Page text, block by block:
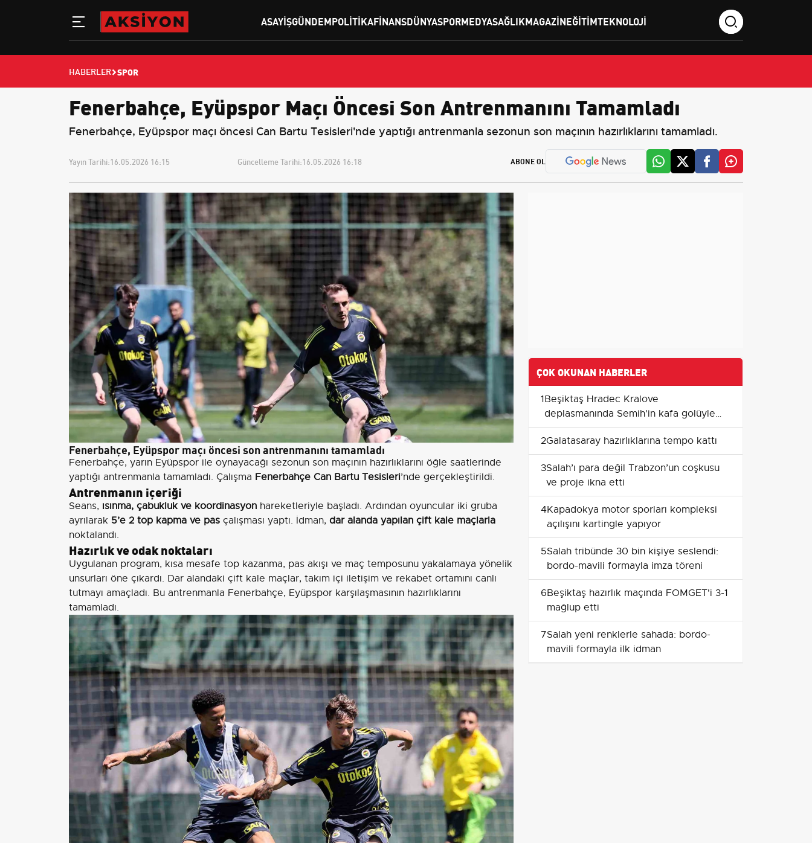
ASAYIŞGÜNDEMPOLITIKAFINANSDÜNYASPORMEDYASAĞLIKMAGAZINEĞITIMTEKNOLOJI
HABERLER SPOR
Fenerbahçe, Eyüpspor Maçı Öncesi Son Antrenmanını Tamamladı
Fenerbahçe, Eyüpspor maçı öncesi Can Bartu Tesisleri'nde yaptığı antrenmanla sezonun son maçının hazırlıklarını tamamladı.
Yayın Tarihi:16.05.2026 16:15 Güncelleme Tarihi:16.05.2026 16:18 ABONE OL
Fenerbahçe, Eyüpspor maçı öncesi son antrenmanını tamamladı
Fenerbahçe, yarın Eyüpspor ile oynayacağı sezonun son maçının hazırlıklarını öğle saatlerinde
yaptığı antrenmanla tamamladı. Çalışma Fenerbahçe Can Bartu Tesisleri’nde gerçekleştirildi.
Antrenmanın içeriği
Seans, ısınma, çabukluk ve koordinasyon hareketleriyle başladı. Ardından oyuncular iki gruba
ayrılarak 5’e 2 top kapma ve pas çalışması yaptı. İdman, dar alanda yapılan çift kale maçlarla
noktalandı.
Hazırlık ve odak noktaları
Uygulanan program, kısa mesafe top kazanma, pas akışı ve maç temposunu yakalamaya yönelik
unsurları öne çıkardı. Dar alandaki çift kale maçlar, takım içi iletişim ve rekabet ortamını canlı
tutmayı amaçladı. Bu antrenmanla Fenerbahçe, Eyüpspor karşılaşmasının hazırlıklarını
tamamladı.
ÇOK OKUNAN HABERLER
1Beşiktaş Hradec Kralove
deplasmanında Semih'in kafa golüyle
avantaj kazandı
2Galatasaray hazırlıklarına tempo kattı
3Salah’ı para değil Trabzon’un coşkusu
ve proje ikna etti
4Kapadokya motor sporları kompleksi
açılışını kartingle yapıyor
5Salah tribünde 30 bin kişiye seslendi:
bordo-mavili formayla imza töreni
6Beşiktaş hazırlık maçında FOMGET'i 3-1
mağlup etti
7Salah yeni renklerle sahada: bordo-
mavili formayla ilk idman